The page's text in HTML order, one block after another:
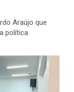
Araújo que
política